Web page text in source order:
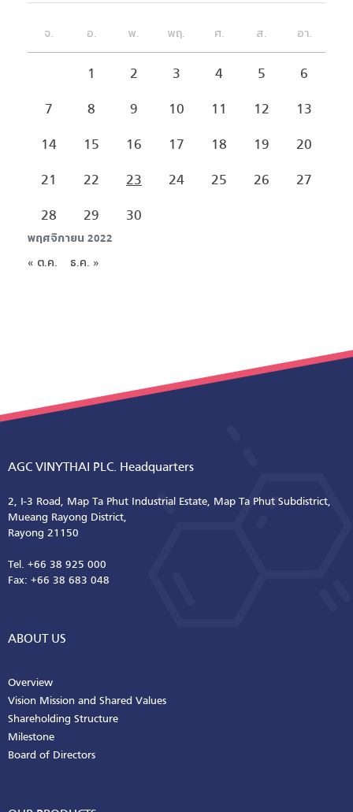
พฤศจิกายน 2022
จ. อ. พ. พฤ. ศ. ส. อา.
1 2 3 4 5 6
7 8 9 10 11 12 13
14 15 16 17 18 19 20
21 22 23 24 25 26 27
28 29 30
« ต.ค. ธ.ค. »
AGC VINYTHAI PLC. Headquarters
2, I-3 Road, Map Ta Phut Industrial Estate, Map Ta Phut Subdistrict,
Mueang Rayong District,
Rayong 21150
Tel. +66 38 925 000
Fax: +66 38 683 048
ABOUT US
Overview
Vision Mission and Shared Values
Shareholding Structure
Milestone
Board of Directors